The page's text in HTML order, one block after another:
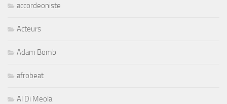
accordeoniste
Acteurs
Adam Bomb
afrobeat
Al Di Meola